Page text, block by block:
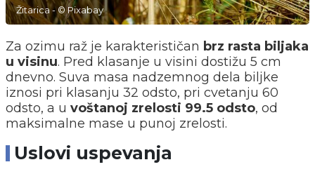
Žitarica - © Pixabay
Za ozimu raž je karakterističan brz rasta biljaka
u visinu. Pred klasanje u visini dostižu 5 cm
dnevno. Suva masa nadzemnog dela biljke
iznosi pri klasanju 32 odsto, pri cvetanju 60
odsto, a u voštanoj zrelosti 99.5 odsto, od
maksimalne mase u punoj zrelosti.
Uslovi uspevanja